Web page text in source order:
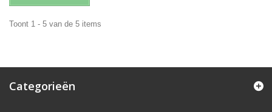
Toont 1 - 5 van de 5 items
Categorieën